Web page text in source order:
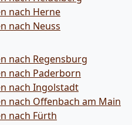
nach Herne
nach Neuss
nach Regensburg
nach Paderborn
nach Ingolstadt
nach Offenbach am Main
nach Fürth